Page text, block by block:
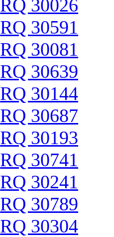
RQ 30026
RQ 30591
RQ 30081
RQ 30639
RQ 30144
RQ 30687
RQ 30193
RQ 30741
RQ 30241
RQ 30789
RQ 30304